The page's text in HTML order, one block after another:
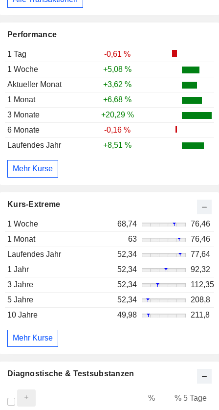
Performance
1 Tag
-0,61 %
1 Woche
+5,08 %
Aktueller Monat
+3,62 %
1 Monat
+6,68 %
3 Monate
+20,29 %
6 Monate
-0,16 %
Laufendes Jahr
+8,51 %
Mehr Kurse
Kurs-Extreme
1 Woche 68,74
76,46
1 Monat
63
76,46
Laufendes Jahr
52,34
77,64
1 Jahr
52,34
92,32
3 Jahre
52,34
112,35
5 Jahre
52,34
208,8
10 Jahre
49,98 211,8
Mehr Kurse
Diagnostische & Testsubstanzen
% % 5 Tage